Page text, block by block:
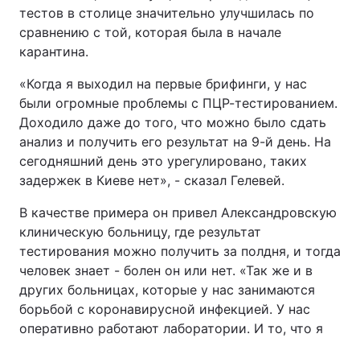
Цікавинки Погода
Інтерв'ю Думки
ПОСЛУГИ
Реклама на сайті Фотобанк
тестов в столице значительно улучшилась по
сравнению с той, которая была в начале
карантина.
«Когда я выходил на первые брифинги, у нас
были огромные проблемы с ПЦР-тестированием.
Доходило даже до того, что можно было сдать
анализ и получить его результат на 9-й день. На
сегодняшний день это урегулировано, таких
задержек в Киеве нет», - сказал Гелевей.
В качестве примера он привел Александровскую
клиническую больницу, где результат
тестирования можно получить за полдня, и тогда
человек знает - болен он или нет. «Так же и в
других больницах, которые у нас занимаются
борьбой с коронавирусной инфекцией. У нас
оперативно работают лаборатории. И то, что я